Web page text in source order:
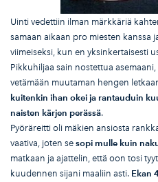
Uinti vedettiin ilman märkkäriä
samaan aikaan pro miesten kanssa
viimeiseksi, kun en yksinkertaisesti
Pikkuhiljaa sain nostettua
vetämään muutaman hengen
kuitenkin ihan okei ja rantauduin
naisten kärjen perässä.
Pyöräreitti oli mäkien ansiosta
vaativa, joten se sopi mulle kuin
matkaan ja ajattelin, että oon tosi
kuudennen sijani maaliin asti. Ekan